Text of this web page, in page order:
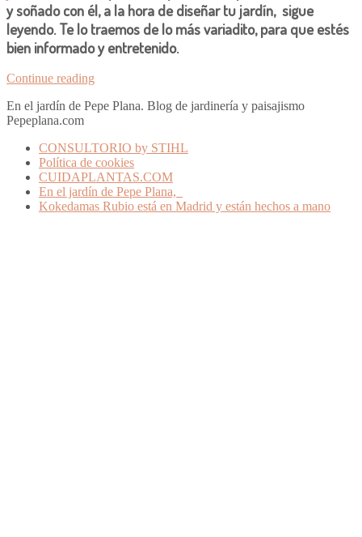
y soñado con él, a la hora de diseñartu jardín, sigue
leyendo. Te lo traemos de lo más variadito, para que estés
bien informado y entretenido.
Continue reading
En el jardín de Pepe Plana. Blog de jardinería y paisajismo
Pepeplana.com
CONSULTORIO by STIHL
Política de cookies
CUIDAPLANTAS.COM
En el jardín de Pepe Plana,
Kokedamas Rubio está en Madrid y están hechos a mano